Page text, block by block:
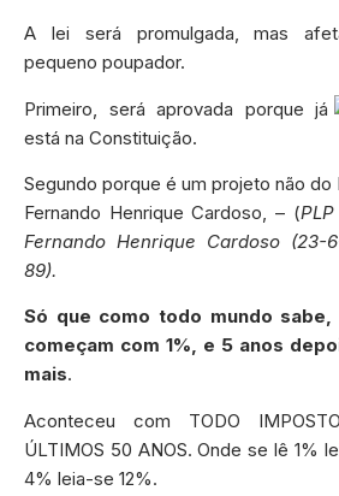
A lei será promulgada, mas
pequeno poupador.
Primeiro, será aprovada porque já
está na Constituição.
Segundo porque é um projeto não do
Fernando Henrique Cardoso, – (
Fernando Henrique Cardoso
89).
Só que como todo mundo
começam com 1%, e 5 anos
mais.
Aconteceu com TODO
ÚLTIMOS 50 ANOS. Onde se lê 1%
4% leia-se 12%.